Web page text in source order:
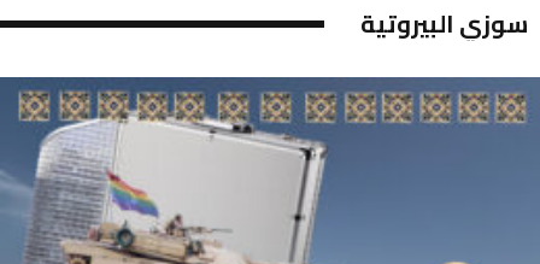
سوزي البيروتية